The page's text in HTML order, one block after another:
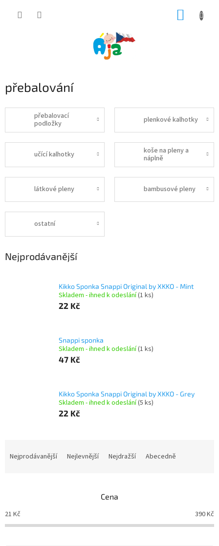
přebalování
přebalovací
podložky
plenkové kalhotky
učící kalhotky
koše na pleny a
náplně
látkové pleny bambusové pleny
ostatní
Nejprodávanější
Kikko Sponka Snappi Original by XKKO - Mint
Skladem - ihned k odeslání(1 ks)
22 Kč
Snappi sponka
Skladem - ihned k odeslání(1 ks)
47 Kč
Kikko Sponka Snappi Original by XKKO - Grey
Skladem - ihned k odeslání(5 ks)
22 Kč
p
r
o
Nejprodávanější Nejlevnější Nejdražší Abecedně
Cena
21 Kč 390Kč